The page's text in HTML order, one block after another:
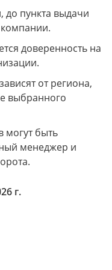
до пункта выдачи
доверенность на
от региона,
выбранного
могут быть
менеджер и
г.